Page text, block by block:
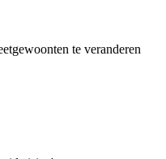
te veranderen